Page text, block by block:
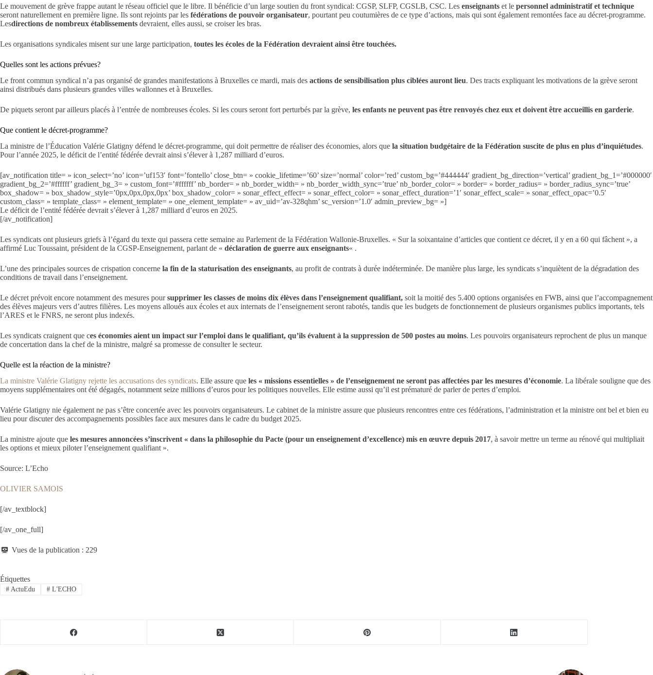
Le mouvement de grève frappe autant le réseau officiel que le libre. Il bénéficie d’un large soutien du front syndical: CGSP, SLFP, CGSLB, CSC. Les enseignants et le personnel administratif et technique
seront naturellement en première ligne. Ils sont rejoints par les fédérations de pouvoir organisateur, pourtant peu coutumières de ce type d’actions, mais qui sont également remontées face au décret-programme.
Lesdirections de nombreux établissements devraient, elles aussi, se croiser les bras.
Les organisations syndicales misent sur une large participation, toutes les écoles de la Fédération devraient ainsi être touchées.
Quelles sont les actions prévues?
Le front commun syndical n’a pas organisé de grandes manifestations à Bruxelles ce mardi, mais des actions de sensibilisation plus ciblées auront lieu. Des tracts expliquant les motivations de la grève seront
ainsi distribués dans plusieurs grandes villes wallonnes et à Bruxelles.
De piquets seront par ailleurs placés à l’entrée de nombreuses écoles. Si les cours seront fort perturbés par la grève, les enfants ne peuvent pas être renvoyés chez eux et doivent être accueillis en garderie.
Que contient le décret-programme?
La ministre de l’Éducation Valérie Glatigny défend le décret-programme, qui doit permettre de réaliser des économies, alors que la situation budgétaire de la Fédération suscite de plus en plus d’inquiétudes.
Pour l’année 2025, le déficit de l’entité fédérée devrait ainsi s’élever à 1,287 milliard d’euros.
[av_notification title= » icon_select=’no’ icon=’uf153′ font=’fontello’ close_btn= » cookie_lifetime=’60’ size=’normal’ color=’red’ custom_bg=’#444444′ gradient_bg_direction=’vertical’ gradient_bg_1=’#000000′
gradient_bg_2=’#ffffff’ gradient_bg_3= » custom_font=’#ffffff’ nb_border= » nb_border_width= » nb_border_width_sync=’true’ nb_border_color= » border= » border_radius= » border_radius_sync=’true’
box_shadow= » box_shadow_style=’0px,0px,0px,0px’ box_shadow_color= » sonar_effect_effect= » sonar_effect_color= » sonar_effect_duration=’1′ sonar_effect_scale= » sonar_effect_opac=’0.5′
custom_class= » template_class= » element_template= » one_element_template= » av_uid=’av-328qhm’ sc_version=’1.0′ admin_preview_bg= »]
Le déficit de l’entité fédérée devrait s’élever à 1,287 milliard d’euros en 2025.
[/av_notification]
Les syndicats ont plusieurs griefs à l’égard du texte qui passera cette semaine au Parlement de la Fédération Wallonie-Bruxelles. « Sur la soixantaine d’articles que contient ce décret, il y en a 60 qui fâchent », a
affirmé Luc Toussaint, président de la CGSP-Enseignement, parlant de « déclaration de guerre aux enseignants« .
L’une des principales sources de crispation concerne la fin de la staturisation des enseignants, au profit de contrats à durée indéterminée. De manière plus large, les syndicats s’inquiètent de la dégradation des
conditions de travail dans l’enseignement.
Le décret prévoit encore notamment des mesures poursupprimer les classes de moins dix élèves dans l’enseignement qualifiant, soit la moitié des 5.400 options organisées en FWB, ainsi que l’accompagnement
des élèves majeurs vers d’autres filières. Les moyens alloués aux écoles et aux internats de l’enseignement seront rabotés, tandis que les budgets de fonctionnement de plusieurs organismes publics importants, tels
l’ARES et le FNRS, ne seront plus indexés.
Les syndicats craignent que ces économies aient un impact sur l’emploi dans le qualifiant, qu’ils évaluent à la suppression de 500 postes au moins. Les pouvoirs organisateurs reprochent de plus un manque
de concertation dans la chef de la ministre, malgré sa promesse de consulter le secteur.
Quelle est la réaction de la ministre?
La ministre Valérie Glatigny rejette les accusations des syndicats. Elle assure que les « missions essentielles » de l’enseignement ne seront pas affectées par les mesures d’économie. La libérale souligne que des
moyens supplémentaires ont été dégagés, notamment seize millions d’euros pour les politiques nouvelles. Elle estime aussi qu’il est prématuré de parler de pertes d’emploi.
Valérie Glatigny nie également ne pas s’être concertée avec les pouvoirs organisateurs. Le cabinet de la ministre assure que plusieurs rencontres entre ces fédérations, l’administration et la ministre ont bel et bien eu
lieu pour discuter des accompagnements possibles face aux mesures dans le cadre du budget 2025.
La ministre ajoute que les mesures annoncées s’inscrivent « dans la philosophie du Pacte (pour un enseignement d’excellence) mis en œuvre depuis 2017, à savoir mettre un terme au rénové qui multipliait
les options et mieux piloter l’enseignement qualifiant ».
Source: L’Echo
OLIVIER SAMOIS
[/av_textblock]
[/av_one_full]
Vues de la publication : 229
Étiquettes
#ActuEdu #L'ECHO